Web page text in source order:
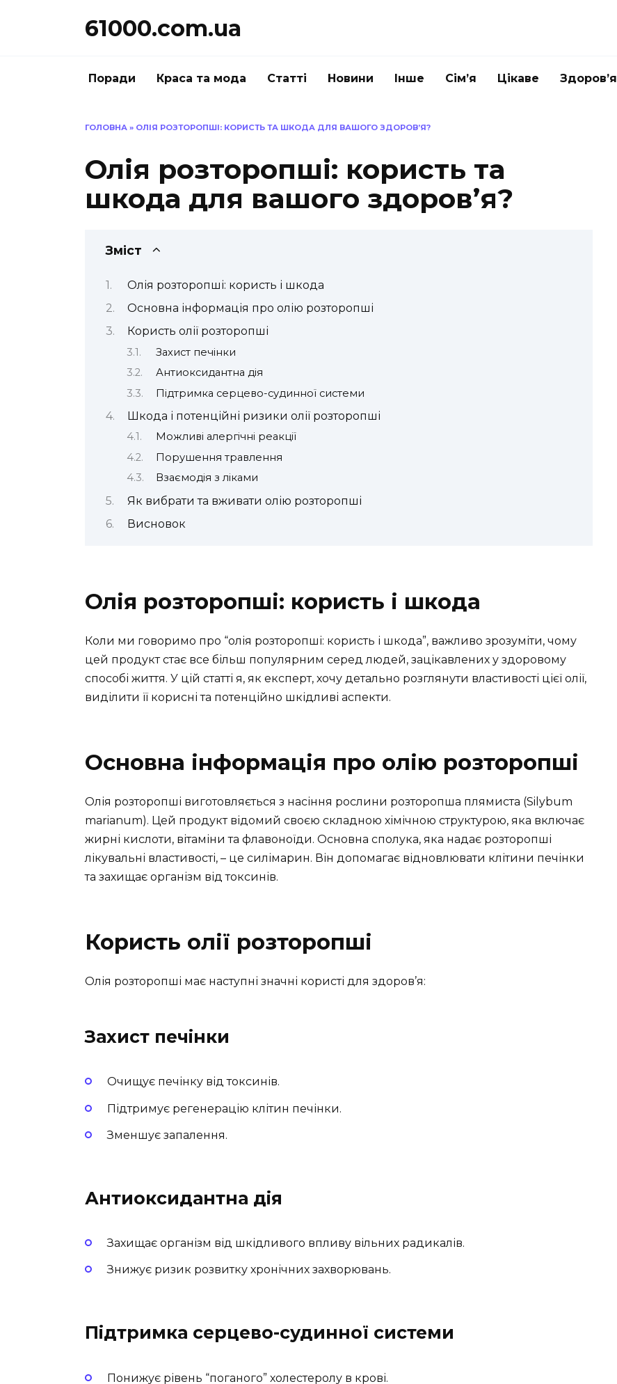
61000.com.ua
Поради Краса та мода Статті Новини Інше Сім’я Цікаве Здоров’я
ГОЛОВНА » ОЛІЯ РОЗТОРОПШІ: КОРИСТЬ ТА ШКОДА ДЛЯ ВАШОГО ЗДОРОВ’Я?
Олія розторопші: користь та
шкода для вашого здоров’я?
Зміст
Олія розторопші: користь і шкода
Основна інформація про олію розторопші
Користь олії розторопші
Захист печінки
Антиоксидантна дія
Підтримка серцево-судинної системи
Шкода і потенційні ризики олії розторопші
Можливі алергічні реакції
Порушення травлення
Взаємодія з ліками
Як вибрати та вживати олію розторопші
Висновок
Олія розторопші: користь і шкода
Коли ми говоримо про “олія розторопші: користь і шкода”, важливо зрозуміти, чому
цей продукт стає все більш популярним серед людей, зацікавлених у здоровому
способі життя. У цій статті я, як експерт, хочу детально розглянути властивості цієї олії,
виділити її корисні та потенційно шкідливі аспекти.
Основна інформація про олію розторопші
Олія розторопші виготовляється з насіння рослини розторопша плямиста (Silybum
marianum). Цей продукт відомий своєю складною хімічною структурою, яка включає
жирні кислоти, вітаміни та флавоноїди. Основна сполука, яка надає розторопші
лікувальні властивості, – це силімарин. Він допомагає відновлювати клітини печінки
та захищає організм від токсинів.
Користь олії розторопші
Олія розторопші має наступні значні користі для здоров’я:
Захист печінки
Очищує печінку від токсинів.
Підтримує регенерацію клітин печінки.
Зменшує запалення.
Антиоксидантна дія
Захищає організм від шкідливого впливу вільних радикалів.
Знижує ризик розвитку хронічних захворювань.
Підтримка серцево-судинної системи
Понижує рівень “поганого” холестеролу в крові.